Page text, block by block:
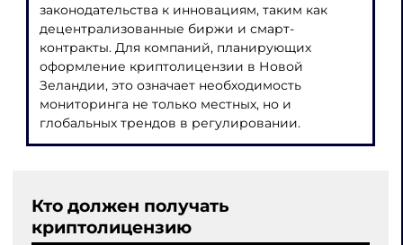
законодательства к инновациям, таким как
децентрализованные биржи и смарт-
контракты. Для компаний, планирующих
оформление криптолицензии в Новой
Зеландии, это означает необходимость
мониторинга не только местных, но и
глобальных трендов в регулировании.
Кто должен получать
криптолицензию